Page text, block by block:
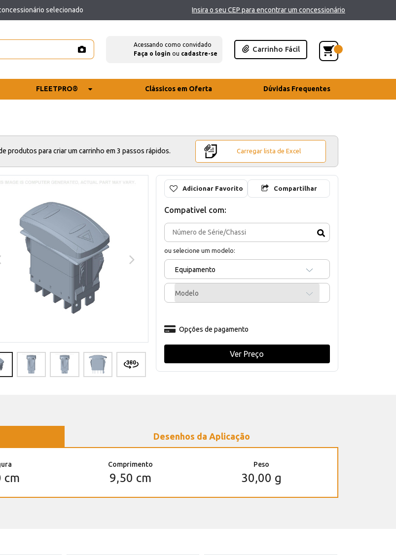
selecionado Insira o seu CEP para encontrar um concessionário
Acessando como convidado
Faça o login ou cadastre-se
Carrinho Fácil
FLEETPRO® Clássicos em Oferta Dúvidas Frequentes
produtos para criar um carrinho em 3 passos rápidos. Carregar lista de Excel
Adicionar Favorito Compartilhar
Compativel com:
ou selecione um modelo:
Equipamento
Modelo
Opções de pagamento
Ver Preço
Desenhos da Aplicação
cm
Comprimento
9,50 cm
Peso
30,00 g